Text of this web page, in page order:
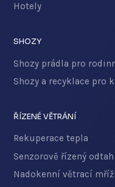
Hotely
SHOZY
Shozy prádla pro
Shozy a recyklace pro
ŘÍZENÉ VĚTRÁNÍ
Rekuperace tepla
Senzorově řízený odtah
Nadokenní větrací